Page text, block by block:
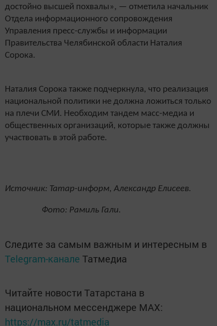
достойно высшей похвалы», — отметила начальник
Отдела информационного сопровождения
Управления пресс-службы и информации
Правительства Челябинской области Наталия
Сорока.
Наталия Сорока также подчеркнула, что реализация
национальной политики не должна ложиться только
на плечи СМИ. Необходим тандем масс-медиа и
общественных организаций, которые также должны
участвовать в этой работе.
Источник: Татар-информ, Александр Елисеев.
Фото: Рамиль Гали.
Следите за самым важным и интересным в
Telegram-канале Татмедиа
Читайте новости Татарстана в
национальном мессенджере MАХ:
https://max.ru/tatmedia